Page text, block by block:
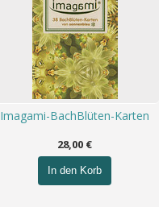
Imagami-BachBlüten-Karten
28,00 €
In den Korb